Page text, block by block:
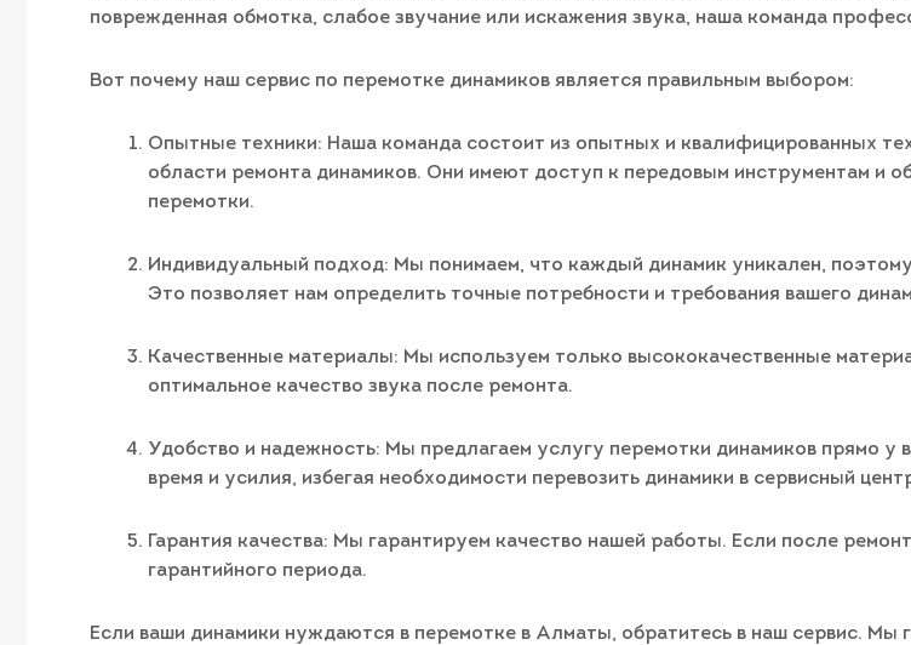
поврежденная обмотка, слабое звучание или искажения звука, наша команда
Вот почему наш сервис по перемотке динамиков является правильным выбором:
Опытные техники: Наша команда состоит из опытных и квалифицированных
области ремонта динамиков. Они имеют доступ к передовым инструментам и
перемотки.
Индивидуальный подход: Мы понимаем, что каждый динамик уникален,
Это позволяет нам определить точные потребности и требования вашего
Качественные материалы: Мы используем только высококачественные
оптимальное качество звука после ремонта.
Удобство и надежность: Мы предлагаем услугу перемотки динамиков прямо
время и усилия, избегая необходимости перевозить динамики в сервисный
Гарантия качества: Мы гарантируем качество нашей работы. Если после
гарантийного периода.
Если ваши динамики нуждаются в перемотке в Алматы, обратитесь в наш сервис. Мы